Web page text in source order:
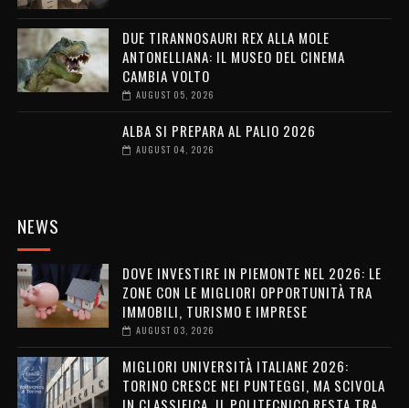
DUE TIRANNOSAURI REX ALLA MOLE
ANTONELLIANA: IL MUSEO DEL CINEMA
CAMBIA VOLTO
AUGUST 05, 2026
ALBA SI PREPARA AL PALIO 2026
AUGUST 04, 2026
NEWS
DOVE INVESTIRE IN PIEMONTE NEL 2026: LE
ZONE CON LE MIGLIORI OPPORTUNITÀ TRA
IMMOBILI, TURISMO E IMPRESE
AUGUST 03, 2026
MIGLIORI UNIVERSITÀ ITALIANE 2026:
TORINO CRESCE NEI PUNTEGGI, MA SCIVOLA